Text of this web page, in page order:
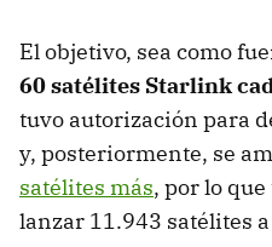
El objetivo, sea como
60 satélites Starlink
tuvo autorización para
y, posteriormente, se
satélites más, por lo
lanzar 11.943 satélites